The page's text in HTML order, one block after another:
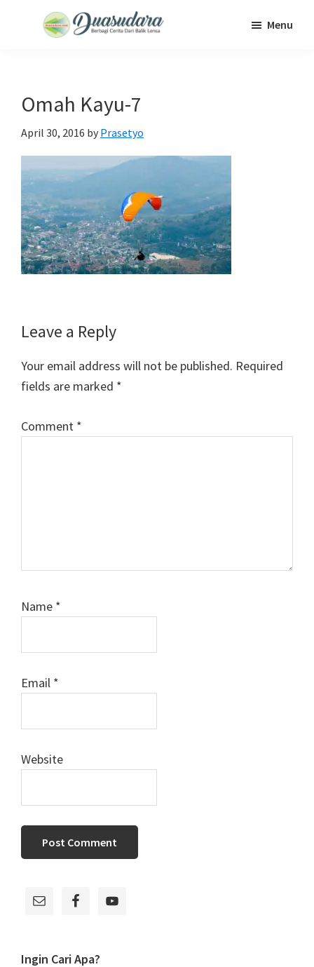
Balik
Lensa
Menu
Omah Kayu-7
April 30, 2016 by Prasetyo
Reader
Interactions
Leave a Reply
Your email address will not be published. Required
fields are marked *
Comment *
Name *
Email *
Website
Primary
Ingin Cari Apa?